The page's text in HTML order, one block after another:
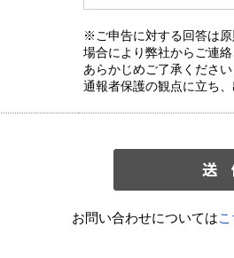
※ご申告に対する回答は原
場合により弊社からご連
あらかじめご了承ください
通報者保護の観点に立ち
お問い合わせについては